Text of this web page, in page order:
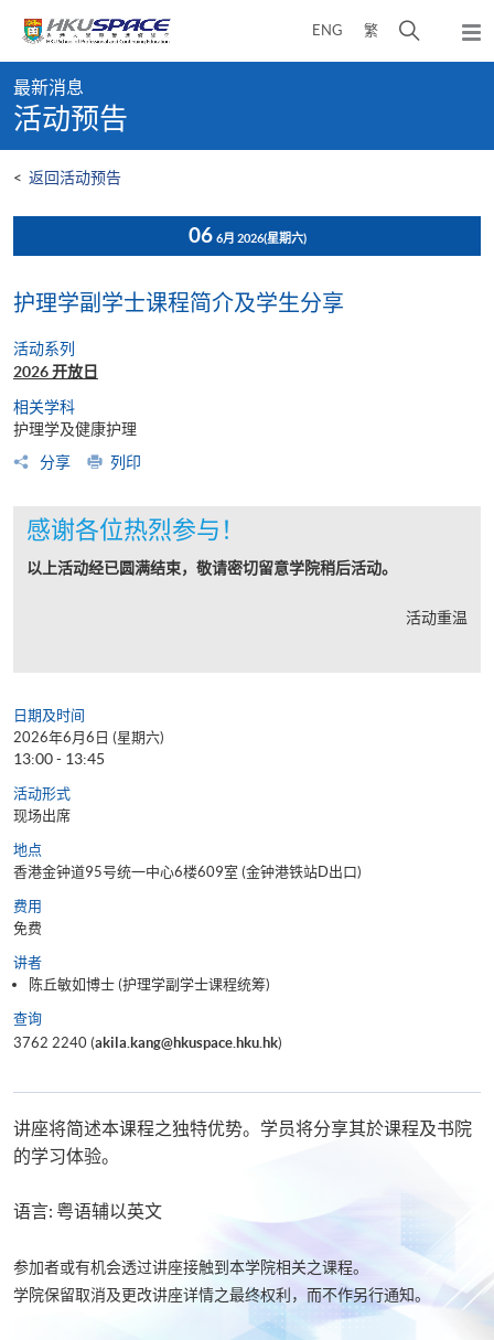
content
ENG 繁
开
弹
出
content
start
最新消息
活动预告
< 返回活动预告
06 6月 2026(星期六)
护理学副学士课程简介及学生分享
活动系列
2026 开放日
相关学科
护理学及健康护理
分享
列印
感谢各位热烈参与！
以上活动经已圆满结束，敬请密切留意学院稍后活动。
活动重温
日期及时间
2026年6月6日 (星期六)
13:00 - 13:45
活动形式
现场出席
地点
香港金钟道95号统一中心6楼609室 (金钟港铁站D出口)
费用
免费
讲者
陈丘敏如博士 (护理学副学士课程统筹)
查询
3762 2240 (akila.kang@hkuspace.hku.hk)
讲座将简述本课程之独特优势。学员将分享其於课程及书院
的学习体验。
语言: 粤语辅以英文
参加者或有机会透过讲座接触到本学院相关之课程。
学院保留取消及更改讲座详情之最终权利，而不作另行通知。